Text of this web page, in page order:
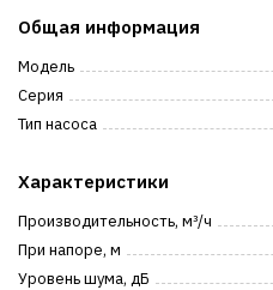
Общая информация
Модель
Серия
Тип насоса
Характеристики
Производительность, м³/ч
При напоре, м
Уровень шума, дБ